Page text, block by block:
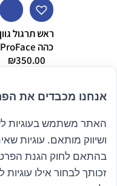
ראש תרגול גוון
כהה ProFace
₪350.00
הרשם לניוזלטר
אנחנו מכבדים את
האתר משתמש בעוגיות
ושיווק מותאם. עוגיות
זכותך לבחור אילו